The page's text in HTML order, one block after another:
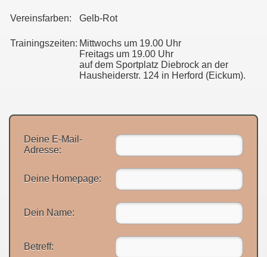
Vereinsfarben: Gelb-Rot
Trainingszeiten: Mittwochs um 19.00 Uhr
Freitags um 19.00 Uhr
auf dem Sportplatz Diebrock an der
Hausheiderstr. 124 in Herford (Eickum).
Deine E-Mail-
Adresse:
Deine Homepage:
Dein Name:
Betreff: